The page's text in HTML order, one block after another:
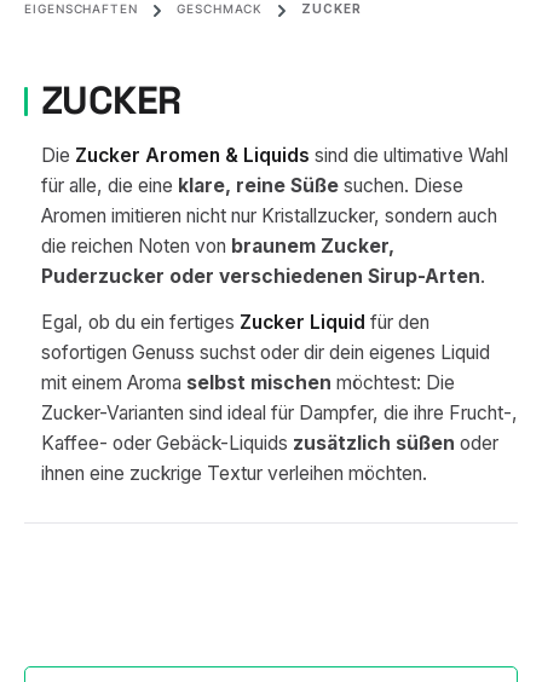
EIGENSCHAFTEN GESCHMACK ZUCKER
ZUCKER
Die Zucker Aromen & Liquids sind die ultimative Wahl
für alle, die eine klare, reine Süßesuchen. Diese
Aromen imitieren nicht nur Kristallzucker, sondern auch
die reichen Noten von braunem Zucker,
Puderzucker oder verschiedenen Sirup-Arten.
Egal, ob du ein fertiges Zucker Liquid für den
sofortigen Genuss suchst oder dir dein eigenes Liquid
mit einem Aroma selbst mischen möchtest: Die
Zucker-Varianten sind ideal für Dampfer, die ihre Frucht-,
Kaffee- oder Gebäck-Liquids zusätzlich süßen oder
ihnen eine zuckrige Textur verleihen möchten.